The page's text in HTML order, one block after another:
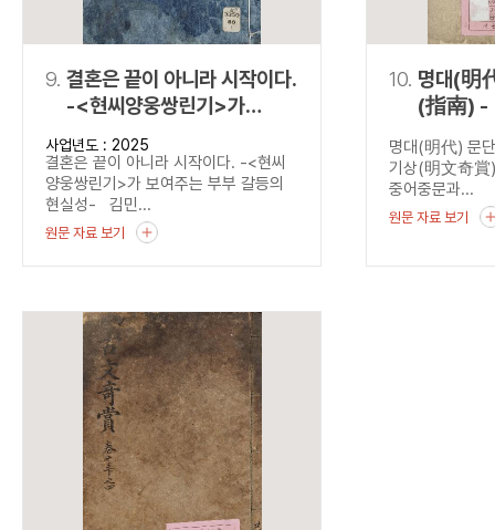
9. 결혼은 끝이 아니라 시작이다.
-<현씨양웅쌍린기>가
보여주는 부부 갈등의
현실성-
사업년도 : 2025
결혼은 끝이 아니라 시작이다. -<현씨
양웅쌍린기>가 보여주는 부부 갈등의
현실성- 김민...
원문 자료 보기
10. 명대(明
(指南) - 『명문기상
명대(明代) 문
기상(明文奇賞
중어중문과...
원문 자료 보기